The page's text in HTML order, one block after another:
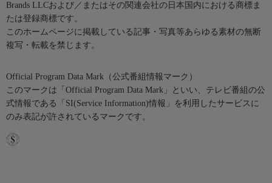
Brands LLCおよび／またはその関連会社の日本国内における商標ま
たは登録商標です。
このホームページに掲載している記事・写真等あらゆる素材の無断
複写・転載を禁じます。
Official Program Data Mark（公式番組情報マーク）
このマークは「Official Program Data Mark」といい、テレビ番組の公
式情報である「SI(Service Information)情報」を利用したサービスに
のみ表記が許されているマークです。